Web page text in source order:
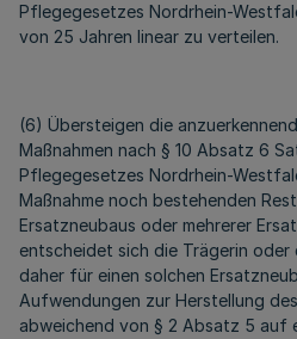
Pflegegesetzes Nordrhein-
von 25 Jahren linear zu verteilen.
(6) Übersteigen die
Maßnahmen nach § 10 Absatz 6
Pflegegesetzes Nordrhein-
Maßnahme noch bestehenden
Ersatzneubaus oder mehrerer
entscheidet sich die Trägerin oder
daher für einen solchen
Aufwendungen zur Herstellung
abweichend von § 2 Absatz 5 auf